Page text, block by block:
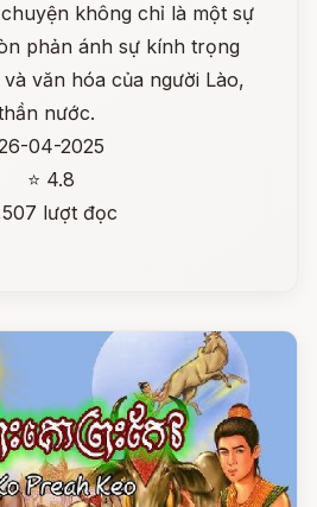
không chỉ là một sự
phản ánh sự kính trọng
văn hóa của người Lào,
nước.
04-2025
⭐ 4.8
lượt đọc